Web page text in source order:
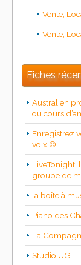
Vente,
Vente,
Fiches
Australien
ou cours
Enregistrez
voix ©
LiveTonight,
groupe de
la boîte à
Piano des
La
Studio UG